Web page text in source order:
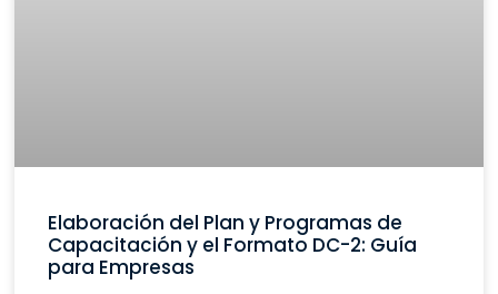
Elaboración del Plan y Programas de
Capacitación y el Formato DC-2: Guía
para Empresas